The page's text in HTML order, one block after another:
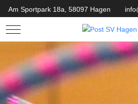
Am Sportpark 18a, 58097 Hagen
Mobile Menu Toggle